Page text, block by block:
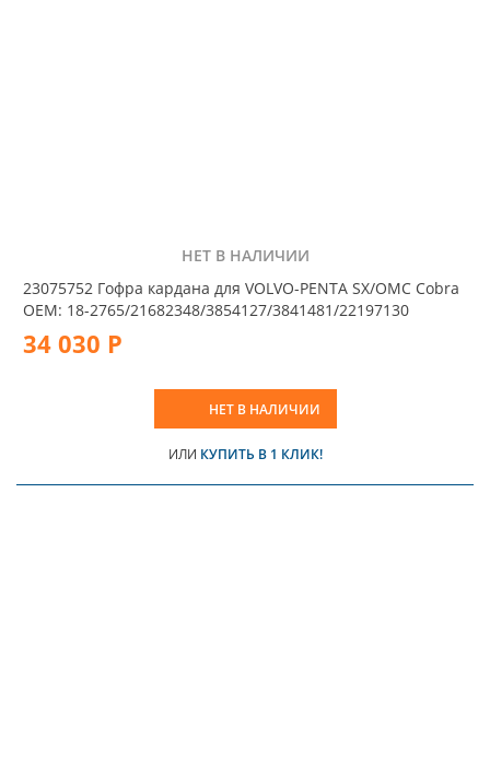
НЕТ В НАЛИЧИИ
23075752 Гофра кардана для VOLVO-PENTA SX/OMC Cobra
OEM: 18-2765/21682348/3854127/3841481/22197130
34 030 Р
НЕТ В НАЛИЧИИ
ИЛИ КУПИТЬ В 1 КЛИК!